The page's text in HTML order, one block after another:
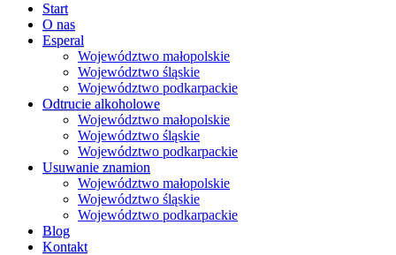
Start
O nas
Esperal
Województwo małopolskie
Województwo śląskie
Województwo podkarpackie
Odtrucie alkoholowe
Województwo małopolskie
Województwo śląskie
Województwo podkarpackie
Usuwanie znamion
Województwo małopolskie
Województwo śląskie
Województwo podkarpackie
Blog
Kontakt